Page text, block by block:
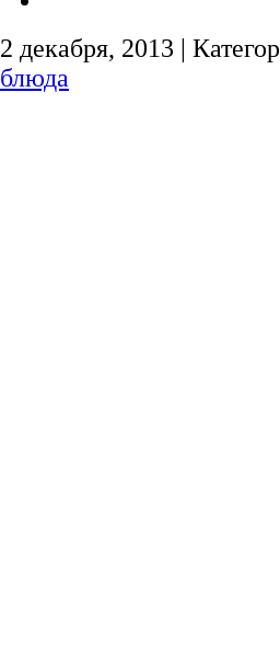
2 декабря, 2013 |
блюда